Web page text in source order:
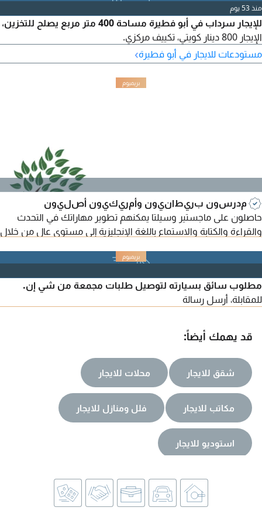
منذ 53 يوم
للإيجار سرداب في أبو فطيرة مساحة 400 متر مربع يصلح للتخزين،
الإيجار 800 دينار كويتي، تكييف مركزي.
مستودعات للايجار في أبو فطيرة›
مدرسون بريطانيون وأمريكيون أصليون
حاصلون على ماجستير وسيلتا يمكنهم تطوير مهاراتك في التحدث
والقراءة والكتابة والاستماع باللغة الإنجليزية إلى مستوى عالٍ من خلال
النتائج والخصوصية مضمونة لجميع الأعمار.
مطلوب سائق بسيارته لتوصيل طلبات مجمعة من شي إن.
للمقابلة، أرسل رسالة
قد يهمك أيضاً:
شقق للايجار محلات للايجار
مكاتب للايجار فلل ومنازل للايجار
استوديو للايجار